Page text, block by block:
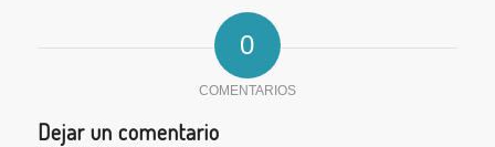
0
COMENTARIOS
Dejar un comentario